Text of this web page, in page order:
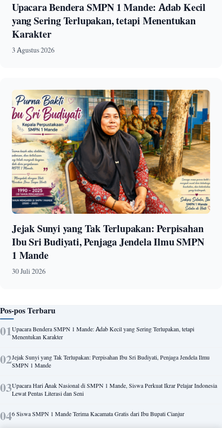
Upacara Bendera SMPN 1 Mande: Adab Kecil
yang Sering Terlupakan, tetapi Menentukan
Karakter
3 Agustus 2026
Jejak Sunyi yang Tak Terlupakan: Perpisahan
Ibu Sri Budiyati, Penjaga Jendela Ilmu SMPN
1 Mande
30 Juli 2026
Pos-pos Terbaru
Upacara Bendera SMPN 1 Mande: Adab Kecil yang Sering Terlupakan, tetapi
Menentukan Karakter
Jejak Sunyi yang Tak Terlupakan: Perpisahan Ibu Sri Budiyati, Penjaga Jendela Ilmu
SMPN 1 Mande
Upacara Hari Anak Nasional di SMPN 1 Mande, Siswa Perkuat Ikrar Pelajar Indonesia
Lewat Pentas Literasi dan Seni
6 Siswa SMPN 1 Mande Terima Kacamata Gratis dari Ibu Bupati Cianjur